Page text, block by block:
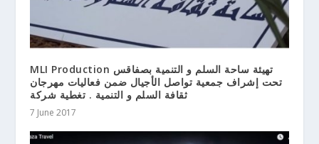
MLI Production تهيئة ساحة السلم و التنمية بصفاقس
تحت إشراف جمعية تواصل الأجيال ضمن فعاليات مهرجان
ثقافة السلم و التنمية . تغطية شركة
7 June 2017